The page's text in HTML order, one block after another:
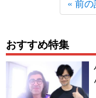
« 前
おすすめ特集